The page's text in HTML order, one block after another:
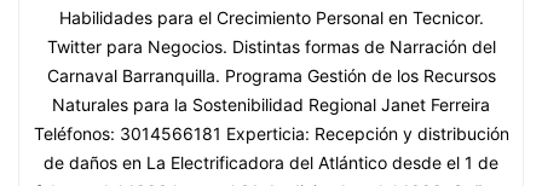
Habilidades para el Crecimiento Personal en Tecnicor.
Twitter para Negocios. Distintas formas de Narración del
Carnaval Barranquilla. Programa Gestión de los Recursos
Naturales para la Sostenibilidad Regional Janet Ferreira
Teléfonos: 3014566181 Experticia: Recepción y distribución
de daños en La Electrificadora del Atlántico desde el 1 de